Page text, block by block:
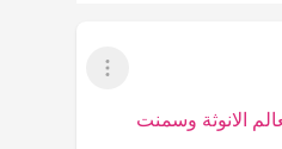
عرض القائمة
الانوثة وسمنت